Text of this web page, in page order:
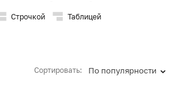
Строчкой Таблицей
Сортировать: По популярности